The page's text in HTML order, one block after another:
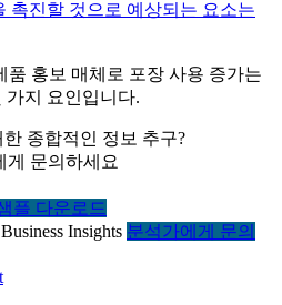
촉진할 것으로 예상되는 요소는
홍보 매체로 포장 사용 증가는
가지 요인입니다.
종합적인 정보 추구?
게 문의하세요
플 다운로드
분석가에게 문의